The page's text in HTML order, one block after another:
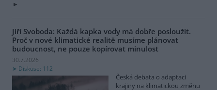
Jiří Svoboda: Každá kapka vody má dobře posloužit.
Proč v nové klimatické realitě musíme plánovat
budoucnost, ne pouze kopírovat minulost
30.7.2026
Diskuse: 112
Česká debata o adaptaci
krajiny na klimatickou změnu